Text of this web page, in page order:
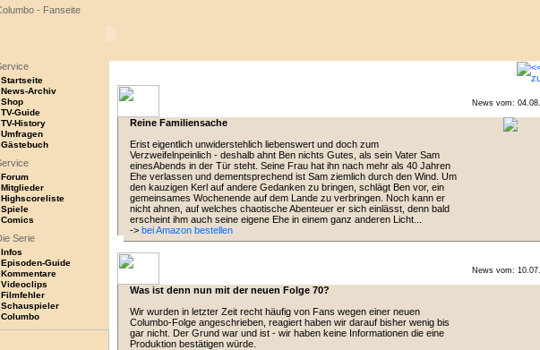
Startseite
News-Archiv
Shop
TV-Guide
TV-History
Umfragen
Gästebuch
Forum
Mitglieder
Highscoreliste
Spiele
Comics
Infos
Episoden-Guide
Kommentare
Videoclips
Filmfehler
Schauspieler
Columbo
News vom:
Reine Familiensache
Erist eigentlich unwiderstehlich liebenswert und doch zum
Verzweifelnpeinlich - deshalb ahnt Ben nichts Gutes, als sein Vater Sam
einesAbends in der Tür steht. Seine Frau hat ihn nach mehr als 40 Jahren
Ehe verlassen und dementsprechend ist Sam ziemlich durch den Wind. Um
den kauzigen Kerl auf andere Gedanken zu bringen, schlägt Ben vor, ein
gemeinsames Wochenende auf dem Lande zu verbringen. Noch kann er
nicht ahnen, auf welches chaotische Abenteuer er sich einlässt, denn bald
erscheint ihm auch seine eigene Ehe in einem ganz anderen Licht...
-> bei Amazon bestellen
News vom:
Was ist denn nun mit der neuen Folge 70?
Wir wurden in letzter Zeit recht häufig von Fans wegen einer neuen
Columbo-Folge angeschrieben, reagiert haben wir darauf bisher wenig bis
gar nicht. Der Grund war und ist - wir haben keine Informationen die eine
Produktion bestätigen würde.